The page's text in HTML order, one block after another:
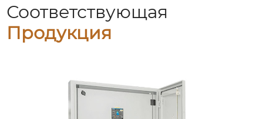
Соответствующая
Продукция